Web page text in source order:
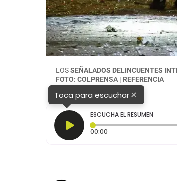
LOSSEÑALADOS DELINCUENTES
FOTO: COLPRENSA | REFERENCIA
Toca para escuchar×
ESCUCHA EL RESUMEN
00:00